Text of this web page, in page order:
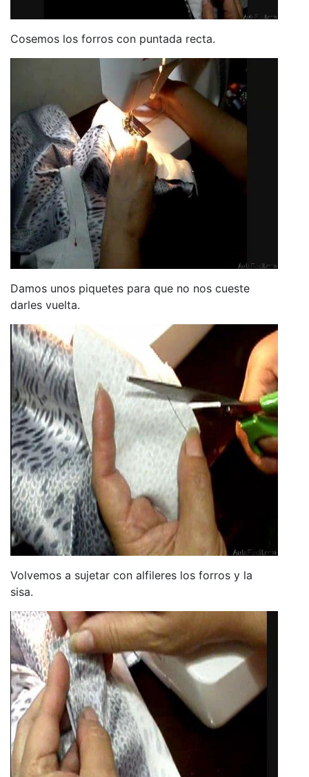
Cosemos los forros con puntada recta.
Damos unos piquetes para que no nos cueste
darles vuelta.
Volvemos a sujetar con alfileres los forros y la
sisa.